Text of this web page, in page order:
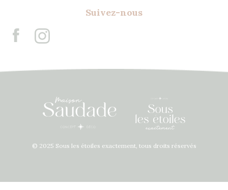
Suivez-nous
© 2025 Sous les étoiles exactement, tous droits réservés